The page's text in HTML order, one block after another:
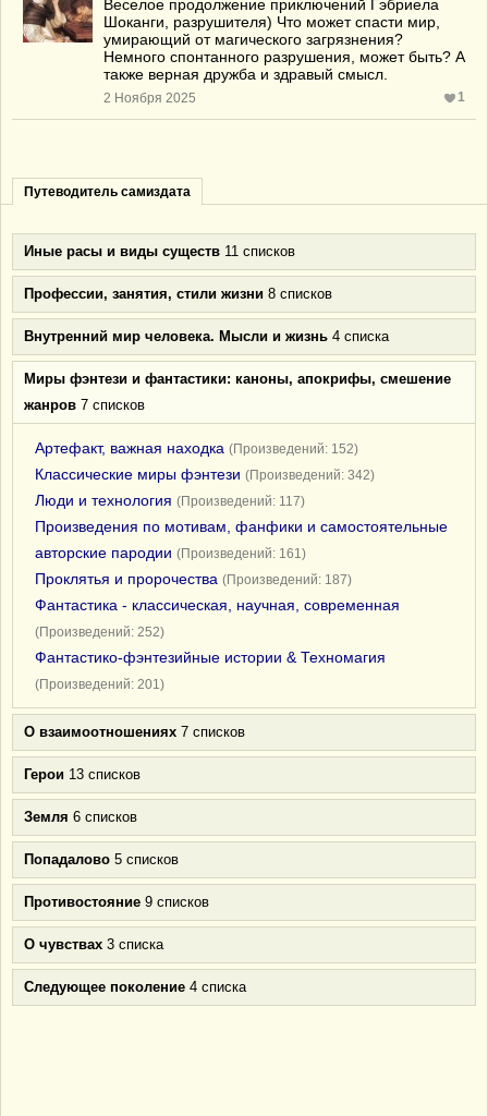
Веселое продолжение приключений Гэбриела
Шоканги, разрушителя) Что может спасти мир,
умирающий от магического загрязнения?
Немного спонтанного разрушения, может быть? А
также верная дружба и здравый смысл.
2 Ноября 2025 1
Путеводитель самиздата
Иные расы и виды существ 11 списков
Профессии, занятия, стили жизни 8 списков
Внутренний мир человека. Мысли и жизнь 4 списка
Миры фэнтези и фантастики: каноны, апокрифы, смешение
жанров 7 списков
Артефакт, важная находка (Произведений: 152)
Классические миры фэнтези (Произведений: 342)
Люди и технология (Произведений: 117)
Произведения по мотивам, фанфики и самостоятельные
авторские пародии (Произведений: 161)
Проклятья и пророчества (Произведений: 187)
Фантастика - классическая, научная, современная
(Произведений: 252)
Фантастико-фэнтезийные истории & Техномагия
(Произведений: 201)
О взаимоотношениях 7 списков
Герои 13 списков
Земля 6 списков
Попадалово 5 списков
Противостояние 9 списков
О чувствах 3 списка
Следующее поколение 4 списка